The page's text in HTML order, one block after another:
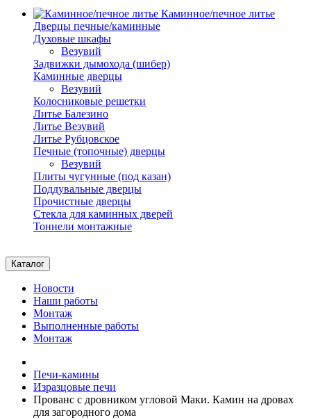
Каминное/печное литье
Дверцы печные/каминные
Духовые шкафы
Везувий
Задвижки дымохода (шибер)
Каминные дверцы
Везувий
Колосниковые решетки
Литье Балезино
Литье Везувий
Литье Рубцовское
Печные (топочные) дверцы
Везувий
Плиты чугунные (под казан)
Поддувальные дверцы
Прочистные дверцы
Стекла для каминных дверей
Тоннели монтажные
Каталог
Новости
Наши работы
Монтаж
Выполненные работы
Монтаж
Печи-камины
Изразцовые печи
Прованс с дровником угловой Маки. Камин на дровах
для загородного дома